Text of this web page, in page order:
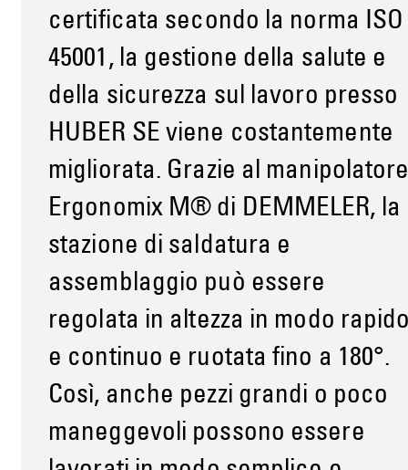
certificata secondo la norma ISO
45001, la gestione della salute e
della sicurezza sul lavoro presso
HUBER SE viene costantemente
migliorata. Grazie al
Ergonomix M® di DEMMELER, la
stazione di saldatura e
assemblaggio può essere
regolata in altezza in modo
e continuo e ruotata fino a 180°.
Così, anche pezzi grandi o poco
maneggevoli possono essere